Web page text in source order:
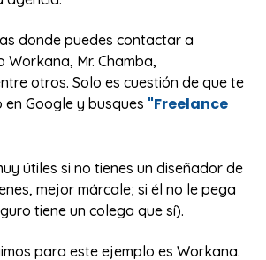
donde puedes contactar a
Workana, Mr. Chamba,
otros. Solo es cuestión de que te
Google y busques "Freelance
útiles si no tienes un diseñador de
mejor márcale; si él no le pega
tiene un colega que sí).
para este ejemplo es Workana.